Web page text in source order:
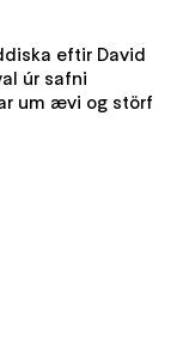
eftir David
úr safni
um ævi og störf